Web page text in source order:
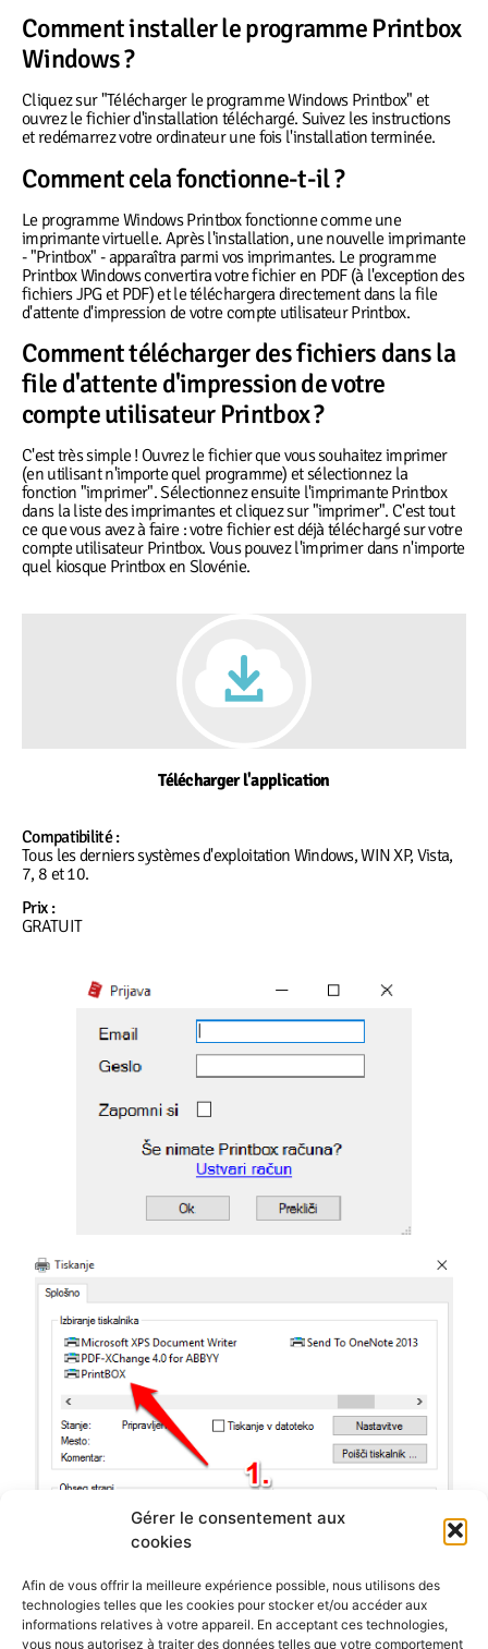
Gérer le consentement aux
cookies
Afin de vous offrir la meilleure expérience possible, nous utilisons des
technologies telles que les cookies pour stocker et/ou accéder aux
informations relatives à votre appareil. En acceptant ces technologies,
vous nous autorisez à traiter des données telles que votre comportement
Comment installer le programme Printbox
Windows ?
Cliquez sur "Télécharger le programme Windows Printbox" et
ouvrez le fichier d'installation téléchargé. Suivez les instructions
et redémarrez votre ordinateur une fois l'installation terminée.
Comment cela fonctionne-t-il ?
Le programme Windows Printbox fonctionne comme une
imprimante virtuelle. Après l'installation, une nouvelle imprimante
- "Printbox" - apparaîtra parmi vos imprimantes. Le programme
Printbox Windows convertira votre fichier en PDF (à l'exception des
fichiers JPG et PDF) et le téléchargera directement dans la file
d'attente d'impression de votre compte utilisateur Printbox.
Comment télécharger des fichiers dans la
file d'attente d'impression de votre
compte utilisateur Printbox ?
C'est très simple ! Ouvrez le fichier que vous souhaitez imprimer
(en utilisant n'importe quel programme) et sélectionnez la
fonction "imprimer". Sélectionnez ensuite l'imprimante Printbox
dans la liste des imprimantes et cliquez sur "imprimer". C'est tout
ce que vous avez à faire : votre fichier est déjà téléchargé sur votre
compte utilisateur Printbox. Vous pouvez l'imprimer dans n'importe
quel kiosque Printbox en Slovénie.
Télécharger l'application
Compatibilité :
Tous les derniers systèmes d'exploitation Windows, WIN XP, Vista,
7, 8 et 10.
Prix :
GRATUIT